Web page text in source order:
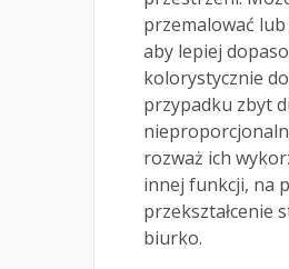
przemalować lub
aby lepiej
kolorystycznie
przypadku zbyt
rozważ ich
innej funkcji, na
przekształcenie
biurko.